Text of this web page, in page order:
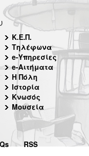
Κ.Ε.Π.
Τηλέφωνα
e-Υπηρεσίες
e-Αιτήματα
Η Πόλη
Ιστορία
Κνωσός
Μουσεία
RSS